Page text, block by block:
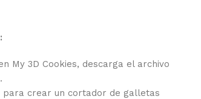
My 3D Cookies, descarga el archivo
para crear un cortador de galletas